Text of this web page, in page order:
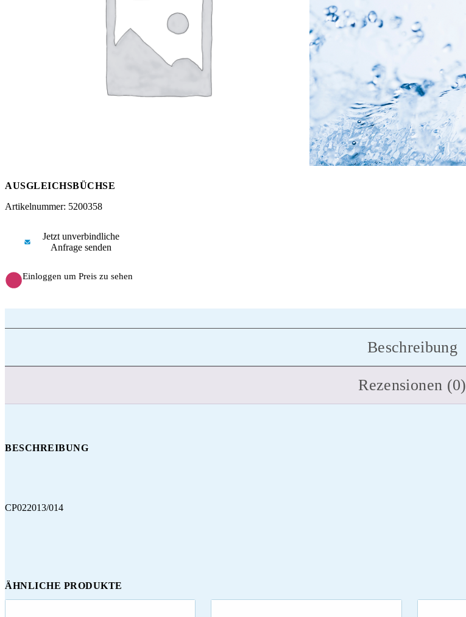
AUSGLEICHSBÜCHSE
Artikelnummer: 5200358
Jetzt unverbindliche
Anfrage senden
Einloggen um Preis zu sehen
Beschreibung
Rezensionen (0)
BESCHREIBUNG
CP022013/014
ÄHNLICHE PRODUKTE